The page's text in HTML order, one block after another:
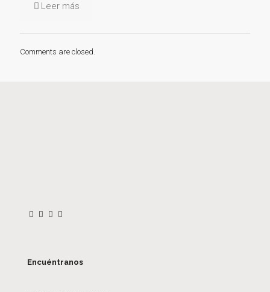
Leer más
Comments are closed.
Encuéntranos